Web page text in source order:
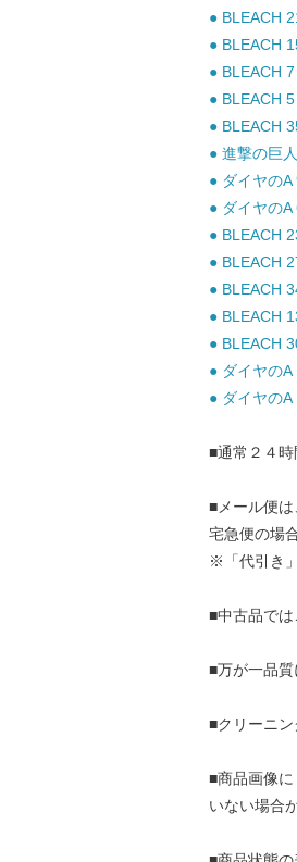
● BLEACH
● BLEACH
● BLEACH
● BLEACH
● BLEACH
● 進撃の巨
● ダイヤの
● ダイヤの
● BLEACH
● BLEACH
● BLEACH
● BLEACH
● BLEACH
● ダイヤの
● ダイヤの
■通常２４時
■メール便は
宅急便の場
※「代引き
■中古品では
■万が一品質
■クリーニン
■商品画像
いない場合